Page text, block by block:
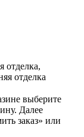
отделка,
отделка
выберите
Далее
заказ» или